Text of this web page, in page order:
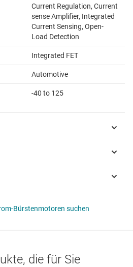
Current Regulation, Current
sense Amplifier, Integrated
Current Sensing, Open-
Load Detection
Integrated FET
Automotive
-40 to 125
Bürstenmotoren suchen
die für Sie